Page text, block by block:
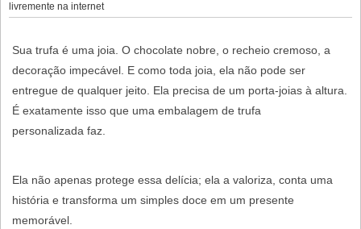
livremente na internet
Sua trufa é uma joia. O chocolate nobre, o recheio cremoso, a
decoração impecável. E como toda joia, ela não pode ser
entregue de qualquer jeito. Ela precisa de um porta-joias à altura.
É exatamente isso que uma embalagem de trufa
personalizada faz.
Ela não apenas protege essa delícia; ela a valoriza, conta uma
história e transforma um simples doce em um presente
memorável.